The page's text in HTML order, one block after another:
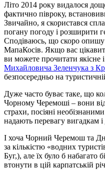
Літо 2014 року видалося
фактично півроку,
Звичайно, я скористався
погану погоду і розширити
Сподіваюсь, що скоро опишу
МапаКосів. Якщо вас
ви можете прочитати якісне
Михайловича Зеленчука з
безпосередньо на
Дуже часто буває таке, що
Чорному Черемоші – вони
страхи, посіяні
надають перевагу вигадкам
І хоча Чорний Черемош та
за кількістю «водних
Буг,), але їх було б набагато
втонути в цій карпатській